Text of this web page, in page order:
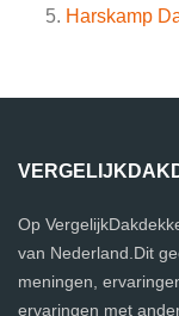
Harskamp
Op
van Nederland.Dit
meningen,
ervaringen met